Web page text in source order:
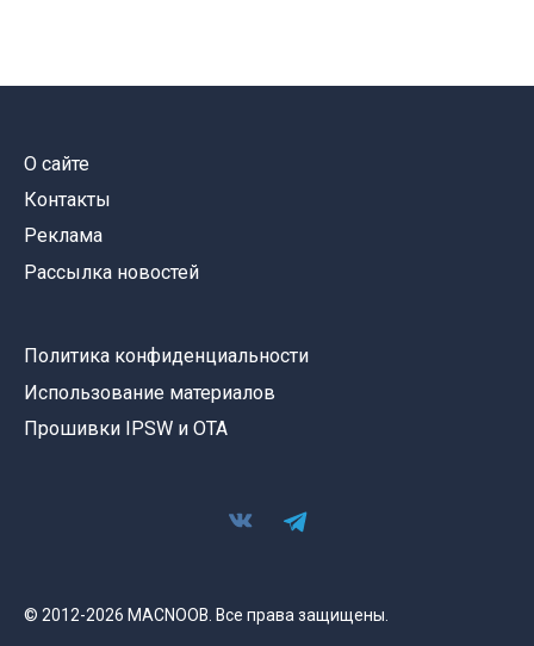
О сайте
Контакты
Реклама
Рассылка новостей
Политика конфиденциальности
Использование материалов
Прошивки IPSW и OTA
© 2012-2026 MACNOOB. Все права защищены.